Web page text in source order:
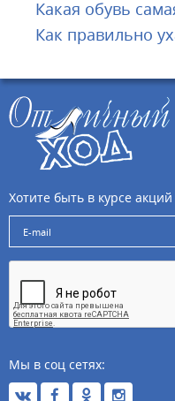
Какая обувь
Как правильно
Хотите быть в курсе акций
Мы в соц сетях: